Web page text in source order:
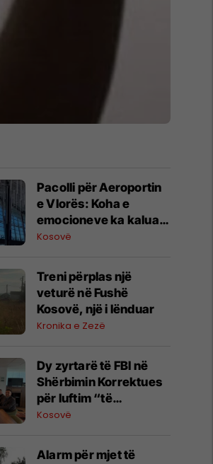
Pacolli për Aeroportin
e Vlorës: Koha e
emocioneve ka kaluar,
do t’i drejtohemi
drejtësisë
Kosovë
Treni përplas një
veturë në Fushë
Kosovë, një i lënduar
Kronika e Zezë
Dy zyrtarë të FBI në
Shërbimin Korrektues
për luftim “të
terrorizmit dhe
Kosovë
Alarm për mjet të